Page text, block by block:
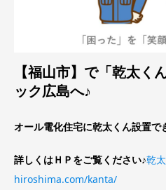
【福山市】で「乾太く
ック広島へ♪
オール電化住宅に乾太くん設置で
詳しくはＨＰをご覧ください♪乾
hiroshima.com/kanta/